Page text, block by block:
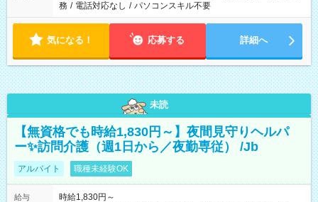
務 / 電話対応なし / パソコンスキル不要
気になる！ 応募する 詳細へ
未読
【無資格でも時給1,830円～】夜間見守りヘルパ
ー✨訪問介護（週1日から／夜勤専従） /Jb
アルバイト 職種未経験OK
給与
時給1,830円～